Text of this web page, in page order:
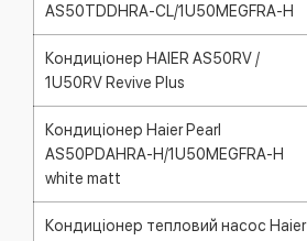
AS50TDDHRA-CL/1U50MEGFRA-H
Кондиціонер HAIER AS50RV /
1U50RV Revive Plus
Кондиціонер Haier Pearl
AS50PDAHRA-H/1U50MEGFRA-H
white matt
Кондиціонер тепловий насос Haier